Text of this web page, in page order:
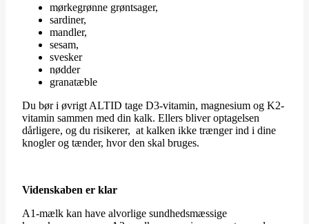
mørkegrønne grøntsager,
sardiner,
mandler,
sesam,
svesker
nødder
granatæble
Du bør i øvrigt ALTID tage D3-vitamin, magnesium og K2-
vitamin sammen med din kalk. Ellers bliver optagelsen
dårligere, og du risikerer, at kalken ikke trænger ind i dine
knogler og tænder, hvor den skal bruges.
Videnskaben er klar
A1-mælk kan have alvorlige sundhedsmæssige